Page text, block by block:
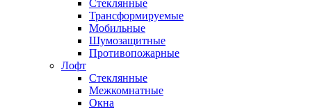
Стеклянные
Трансформируемые
Мобильные
Шумозащитные
Противопожарные
Лофт
Стеклянные
Межкомнатные
Окна